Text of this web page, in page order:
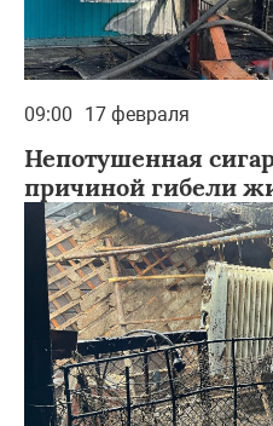
09:00 17 февраля
Непотушенная
причиной гибели